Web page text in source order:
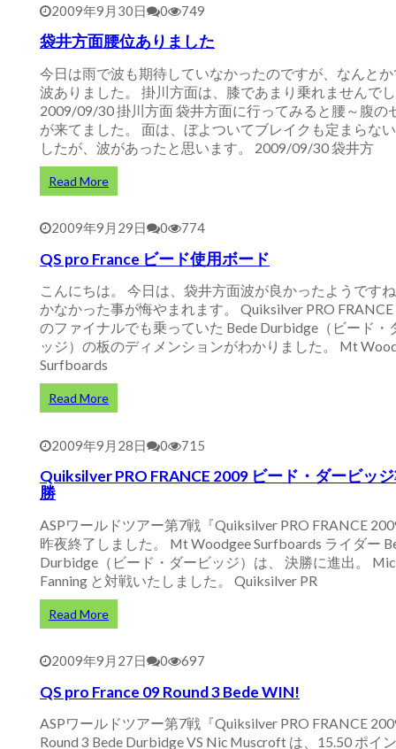
2009年9月30日 0 749
袋井方面腰位ありました
今日は雨で波も期待していなかったのですが、なんと
波ありました。 掛川方面は、膝であまり乗れませんで
2009/09/30 掛川方面 袋井方面に行ってみると腰～腹の
が来てました。 面は、ぼよついてブレイクも定まらな
したが、波があったと思います。 2009/09/30 袋井方
Read More
2009年9月29日 0 774
QS pro France ビード使用ボード
こんにちは。 今日は、袋井方面波が良かったようです
かなかった事が悔やまれます。 Quiksilver PRO
のファイナルでも乗っていた Bede Durbidge（ビード・
ッジ）の板のディメンションがわかりました。 Mt
Surfboards
Read More
2009年9月28日 0 715
Quiksilver PRO FRANCE 2009 ビード・ダービッ
勝
ASPワールドツアー第7戦『Quiksilver PRO FRANCE
昨夜終了しました。 Mt Woodgee Surfboards ライダー
Durbidge（ビード・ダービッジ）は、 決勝に進出。
Fanning と対戦いたしました。 Quiksilver PR
Read More
2009年9月27日 0 697
QS pro France 09 Round 3 Bede WIN!
ASPワールドツアー第7戦『Quiksilver PRO FRANCE
Round 3 Bede Durbidge VS Nic Muscroft は、15.50 ポイ